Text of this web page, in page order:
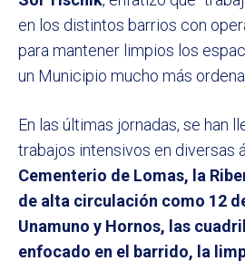
en los distintos barrios con
para mantener limpios los
un Municipio mucho más
En las últimas jornadas, se han
trabajos intensivos en diversas
Cementerio de Lomas, la
de alta circulación como 12
Unamuno y Hornos, las
enfocado en el barrido, la